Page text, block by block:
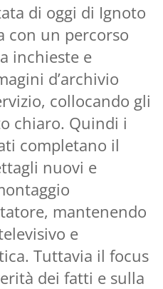
di oggi di Ignoto
con un percorso
inchieste e
d’archivio
collocando gli
chiaro. Quindi i
completano il
nuovi e
mantenendo
e
Tuttavia il focus
dei fatti e sulla